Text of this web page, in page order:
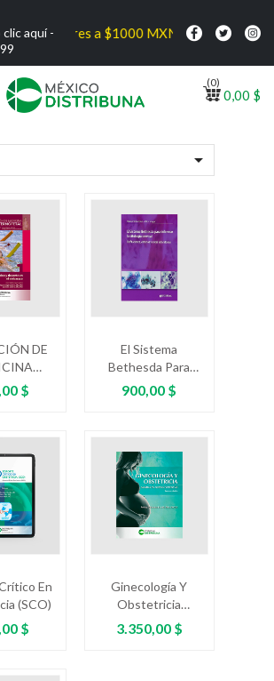
aquí -
superiores a $1000 MXN
0,00 $
(0)

DE
-
Físico Y
$
El Sistema
Bethesda Para
Informar La
Citología Cervical
Precio
900,00 $
En
(SCO)
$
Ginecología Y
Obstetricia
Basadas En Nuevas
Evidencias. Tercera
Precio
3.350,00 $